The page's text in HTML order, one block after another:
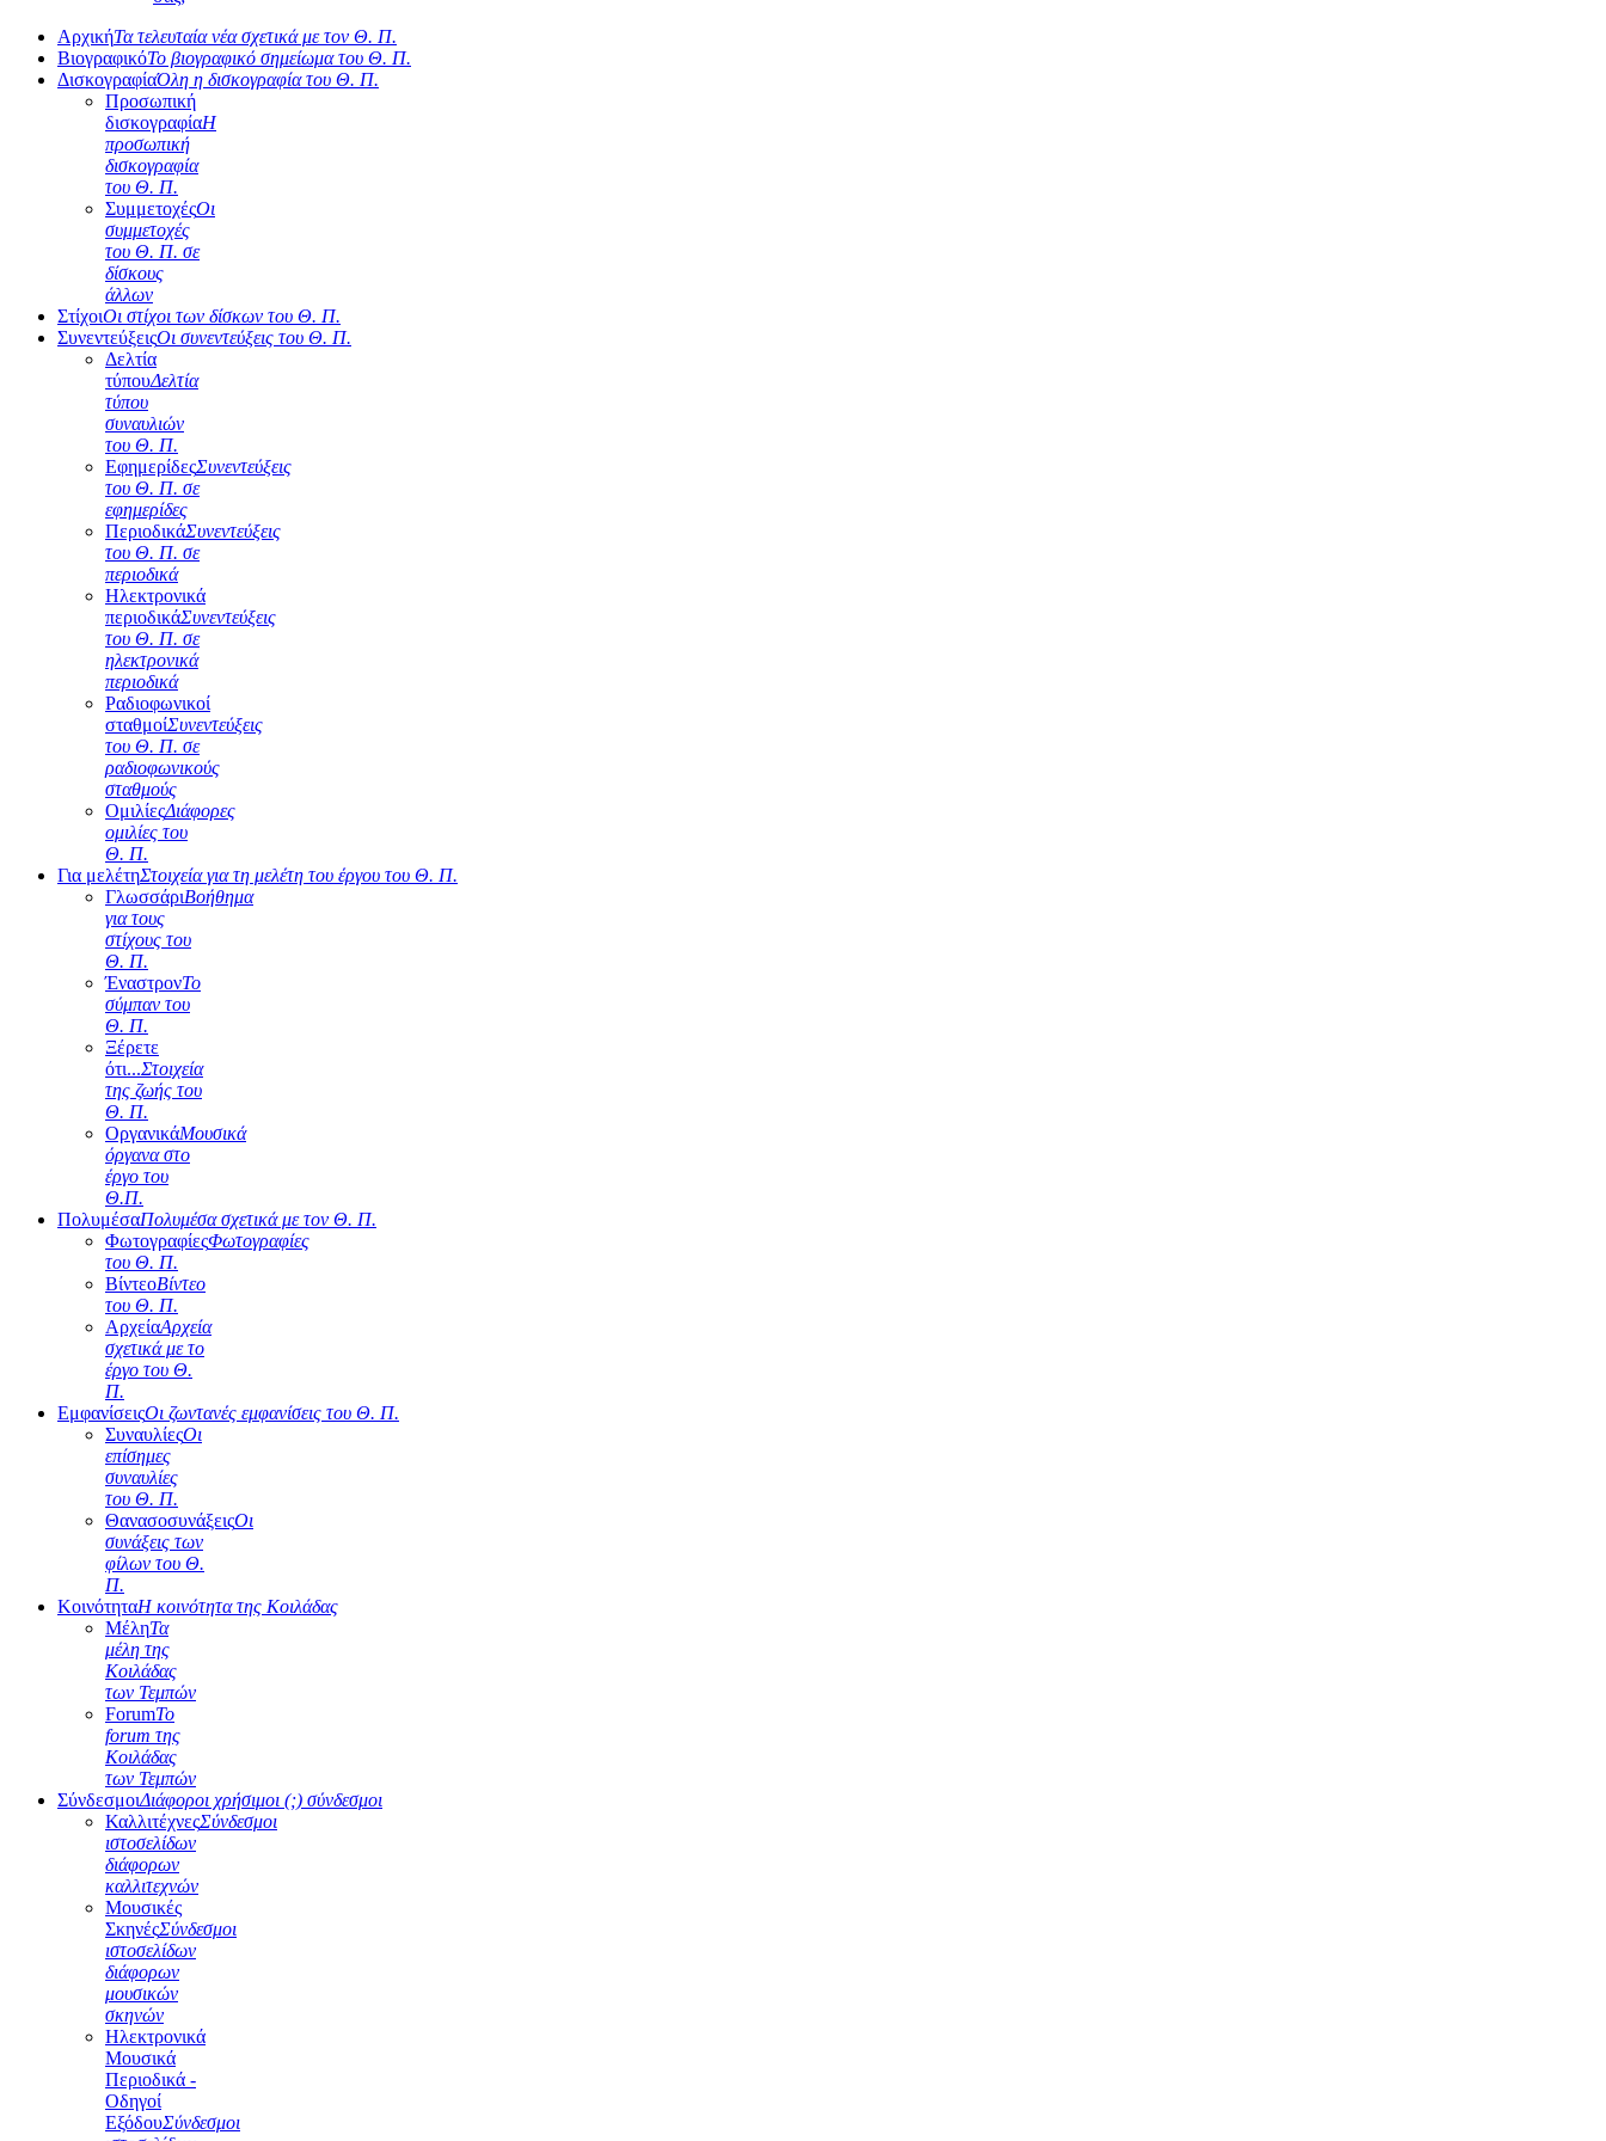
ΑρχικήΤα τελευταία νέα σχετικά με τον Θ. Π.
ΒιογραφικόΤο βιογραφικό σημείωμα του Θ. Π.
ΔισκογραφίαΌλη η δισκογραφία του Θ. Π.
Προσωπική
δισκογραφίαΗ
προσωπική
δισκογραφία
του Θ. Π.
ΣυμμετοχέςΟι
συμμετοχές
του Θ. Π. σε
δίσκους
άλλων
ΣτίχοιΟι στίχοι των δίσκων του Θ. Π.
ΣυνεντεύξειςΟι συνεντεύξεις του Θ. Π.
Δελτία
τύπουΔελτία
τύπου
συναυλιών
του Θ. Π.
ΕφημερίδεςΣυνεντεύξεις
του Θ. Π. σε
εφημερίδες
ΠεριοδικάΣυνεντεύξεις
του Θ. Π. σε
περιοδικά
Ηλεκτρονικά
περιοδικάΣυνεντεύξεις
του Θ. Π. σε
ηλεκτρονικά
περιοδικά
Ραδιοφωνικοί
σταθμοίΣυνεντεύξεις
του Θ. Π. σε
ραδιοφωνικούς
σταθμούς
ΟμιλίεςΔιάφορες
ομιλίες του
Θ. Π.
Για μελέτηΣτοιχεία για τη μελέτη του έργου του Θ. Π.
ΓλωσσάριΒοήθημα
για τους
στίχους του
Θ. Π.
ΈναστρονΤο
σύμπαν του
Θ. Π.
Ξέρετε
ότι...Στοιχεία
της ζωής του
Θ. Π.
ΟργανικάΜουσικά
όργανα στο
έργο του
Θ.Π.
ΠολυμέσαΠολυμέσα σχετικά με τον Θ. Π.
ΦωτογραφίεςΦωτογραφίες
του Θ. Π.
ΒίντεοΒίντεο
του Θ. Π.
ΑρχείαΑρχεία
σχετικά με το
έργο του Θ.
Π.
ΕμφανίσειςΟι ζωντανές εμφανίσεις του Θ. Π.
ΣυναυλίεςΟι
επίσημες
συναυλίες
του Θ. Π.
ΘανασοσυνάξειςΟι
συνάξεις των
φίλων του Θ.
Π.
ΚοινότηταΗ κοινότητα της Κοιλάδας
ΜέληΤα
μέλη της
Κοιλάδας
των Τεμπών
ForumΤο
forum της
Κοιλάδας
των Τεμπών
ΣύνδεσμοιΔιάφοροι χρήσιμοι (;) σύνδεσμοι
ΚαλλιτέχνεςΣύνδεσμοι
ιστοσελίδων
διάφορων
καλλιτεχνών
Μουσικές
ΣκηνέςΣύνδεσμοι
ιστοσελίδων
διάφορων
μουσικών
σκηνών
Ηλεκτρονικά
Μουσικά
Περιοδικά -
Οδηγοί
ΕξόδουΣύνδεσμοι